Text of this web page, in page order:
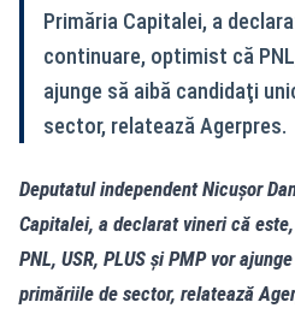
Primăria Capitalei, a
continuare, optimist că
ajunge să aibă candidaţi
sector, relatează Agerpres.
Deputatul independent Nicuşor
Capitalei, a declarat vineri că
PNL, USR, PLUS şi PMP vor
primăriile de sector, relatează